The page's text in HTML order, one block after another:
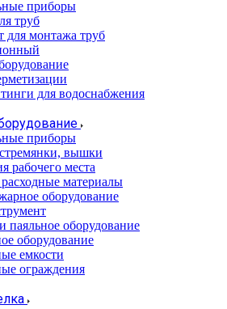
приборы
труб
для монтажа труб
для водоснабжения
приборы
вышки
рабочего места
материалы
оборудование
паяльное оборудование
оборудование
емкости
ограждения